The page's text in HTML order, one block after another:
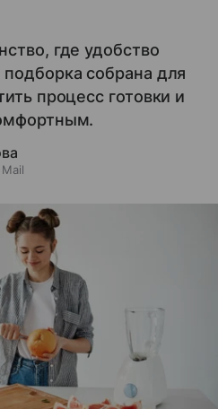
где удобство
собрана для
процесс готовки и